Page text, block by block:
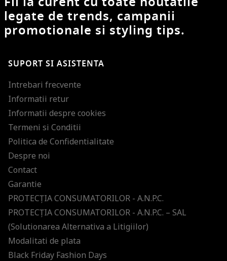
legate de trends, campanii
promotionale si styling tips.
SUPORT SI ASISTENTA
Intrebari frecvente
Informatii retur
Informatii despre cookies
Termeni si Conditii
Politica de Confidentialitate
Despre noi
Contact
Garantie
PROTECŢIA CONSUMATORILOR - A.N.P.C.
PROTECŢIA CONSUMATORILOR - A.N.P.C. – SAL
(Solutionarea Alternativa a Litigiilor)
Modalitati de plata
Black Friday Fashion Days